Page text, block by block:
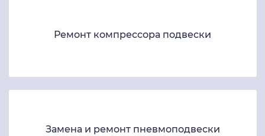
Ремонт компрессора подвески
Замена и ремонт пневмоподвески